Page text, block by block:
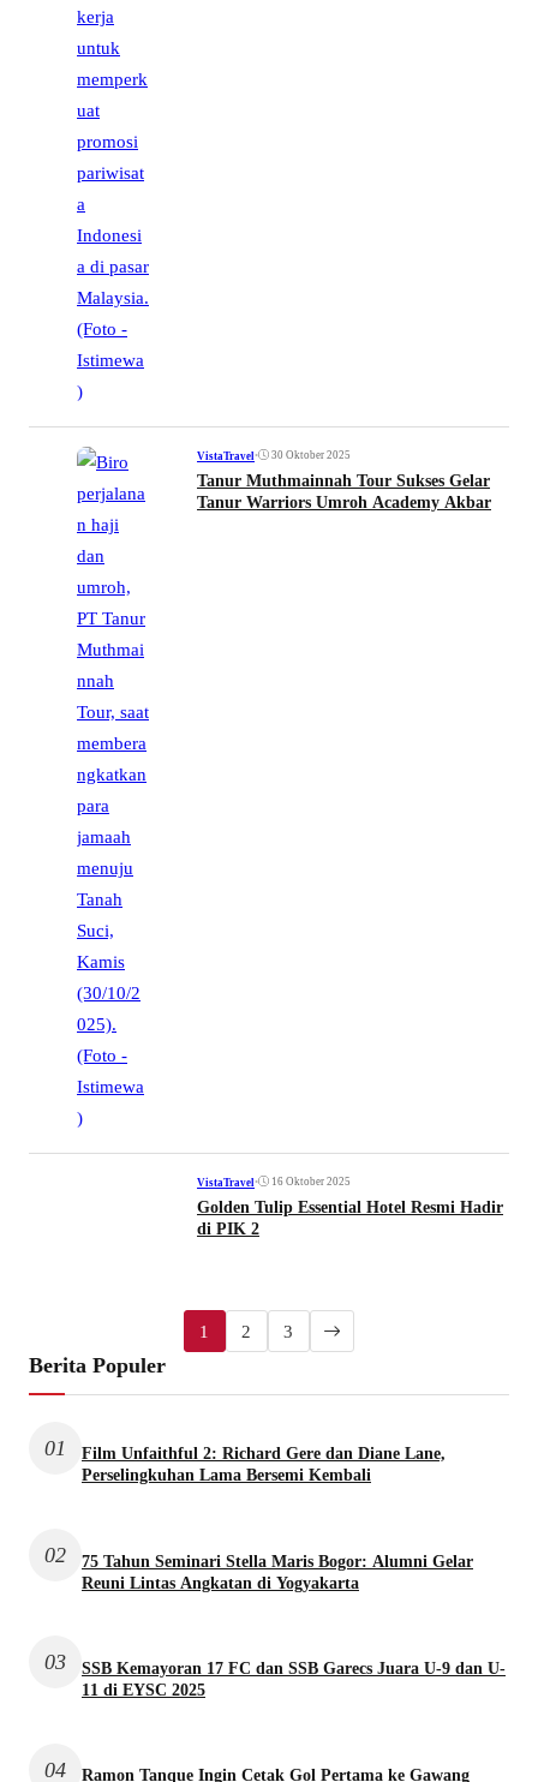
VistaTravel • 30 Oktober 2025
Tanur Muthmainnah Tour Sukses Gelar
Tanur Warriors Umroh Academy Akbar
VistaTravel • 16 Oktober 2025
Golden Tulip Essential Hotel Resmi Hadir
di PIK 2
1 2 3
Berita Populer
01
Film Unfaithful 2: Richard Gere dan Diane Lane,
Perselingkuhan Lama Bersemi Kembali
02
75 Tahun Seminari Stella Maris Bogor: Alumni Gelar
Reuni Lintas Angkatan di Yogyakarta
03
SSB Kemayoran 17 FC dan SSB Garecs Juara U-9 dan U-
11 di EYSC 2025
04 Ramon Tanque Ingin Cetak Gol Pertama ke Gawang